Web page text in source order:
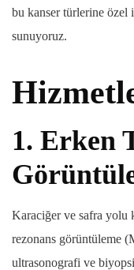
bu kanser türlerine özel
sunuyoruz.
1. Erken
Karaciğer ve safra yolu
rezonans görüntüleme
ultrasonografi ve